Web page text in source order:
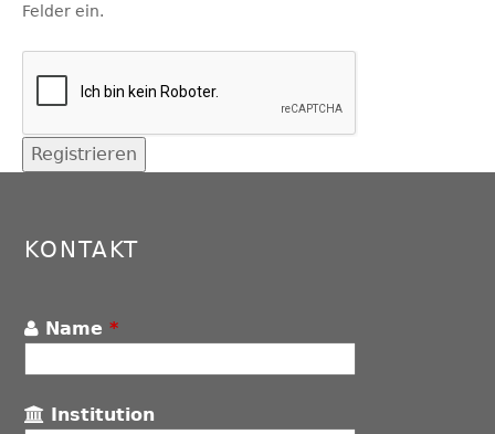
Felder ein.
Back
to
KONTAKT
Name*
Institution